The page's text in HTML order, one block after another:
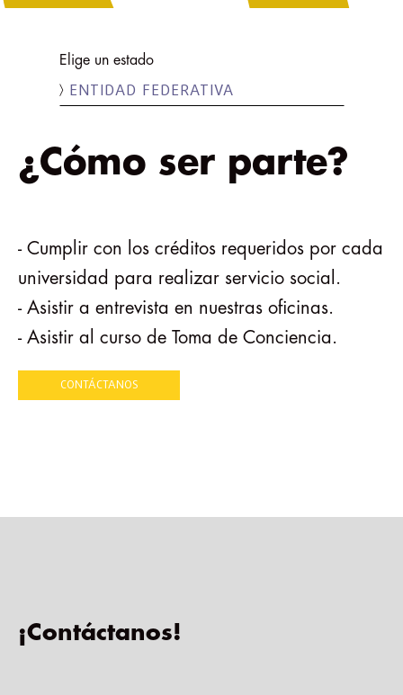
Elige un estado
〉
¿Cómo ser parte?
- Cumplir con los créditos requeridos por cada
universidad para realizar servicio social.
- Asistir a entrevista en nuestras oficinas.
- Asistir al curso de Toma de Conciencia.
CONTÁCTANOS
¡Contáctanos!